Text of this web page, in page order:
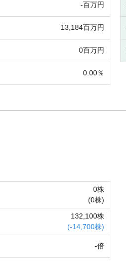
-百万円
13,184百万円
0百万円
0.00％
0株
(0株)
132,100株
(-14,700株)
-倍